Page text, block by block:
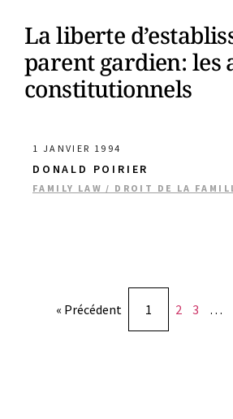
La liberte
parent gardien: les
constitutionnels
1 JANVIER 1994
DONALD POIRIER
FAMILY LAW / DROIT DE LA
« Précédent 1 2 3 …